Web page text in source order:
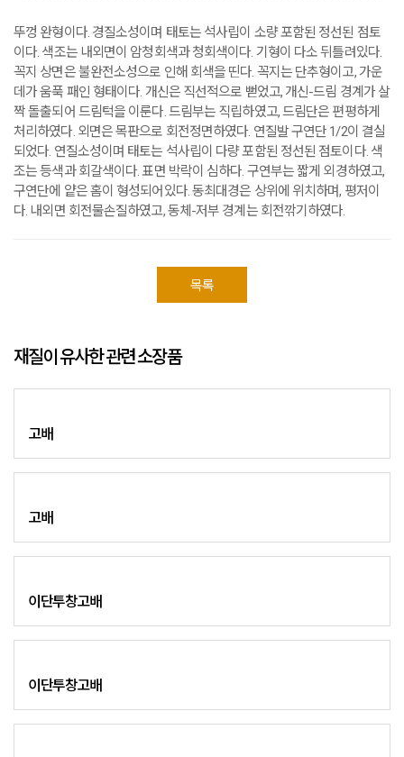
뚜껑 완형이다. 경질소성이며 태토는 석사립이 소량 포함된 정선된 점토
이다. 색조는 내외면이 암청회색과 청회색이다. 기형이 다소 뒤틀려있다.
꼭지 상면은 불완전소성으로 인해 회색을 띤다. 꼭지는 단추형이고, 가운
데가 움푹 패인 형태이다. 개신은 직선적으로 뻗었고, 개신-드림 경계가 살
짝 돌출되어 드림턱을 이룬다. 드림부는 직립하였고, 드림단은 편평하게
처리하였다. 외면은 목판으로 회전정면하였다. 연질발 구연단 1/2이 결실
되었다. 연질소성이며 태토는 석사립이 다량 포함된 정선된 점토이다. 색
조는 등색과 회갈색이다. 표면 박락이 심하다. 구연부는 짧게 외경하였고,
구연단에 얕은 홈이 형성되어있다. 동최대경은 상위에 위치하며, 평저이
다. 내외면 회전물손질하였고, 동체-저부 경계는 회전깎기하였다.
목록
재질이 유사한 관련 소장품
고배
고배
이단투창고배
이단투창고배